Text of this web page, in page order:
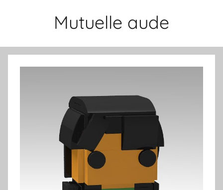
Mutuelle aude